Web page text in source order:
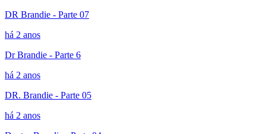
DR Brandie - Parte 07
há 2 anos
Dr Brandie - Parte 6
há 2 anos
DR. Brandie - Parte 05
há 2 anos